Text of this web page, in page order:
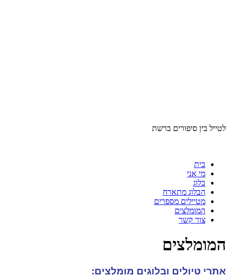
לטייל בין סיפורים ברשת
בית
מי אני
בלוג
הבלוג מתארח
מטיילים מספרים
המומלצים
צור קשר
המומלצים
אתרי טיולים ובלוגים מומלצים: